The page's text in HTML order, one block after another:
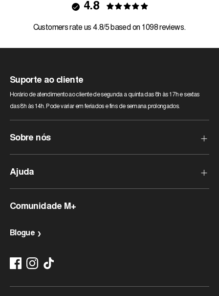
4.8
Customers rate us 4.8/5 based on 1098 reviews.
Sobre nós
Nossas lojas
Comentários sobre M+Store
Customers rate us 4.8/5 based on 1098 reviews.
Ajuda
Como devolver um produto?
Status do pedido
Suporte ao cliente
Horário de atendimento ao cliente de segunda a quinta das 8h às 17h e sextas
das 8h às 14h. Pode variar em feriados e fins de semana prolongados.
Comunidade M+
Blogue